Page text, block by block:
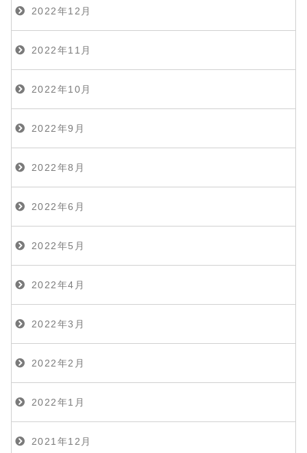
2022年12月
2022年11月
2022年10月
2022年9月
2022年8月
2022年6月
2022年5月
2022年4月
2022年3月
2022年2月
2022年1月
2021年12月